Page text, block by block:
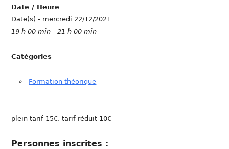
Date / Heure
Date(s) - mercredi 22/12/2021
19 h 00 min - 21 h 00 min
Catégories
Formation théorique
plein tarif 15€, tarif réduit 10€
Personnes inscrites :